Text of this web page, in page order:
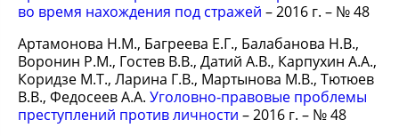
во время нахождения под стражей – 2016 г. – № 48
Артамонова Н.М., Багреева Е.Г., Балабанова Н.В.,
Воронин Р.М., Гостев В.В., Датий А.В., Карпухин А.А.,
Коридзе М.Т., Ларина Г.В., Мартынова М.В., Тютюев
В.В., Федосеев А.А. Уголовно-правовые проблемы
преступлений против личности – 2016 г. – № 48